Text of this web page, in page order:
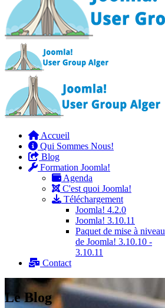
Accueil
Qui Sommes Nous!
Blog
Formation Joomla!
Agenda
C'est quoi Joomla!
Téléchargement
Joomla! 4.2.0
Joomla! 3.10.11
Paquet de mise à niveau
de Joomla! 3.10.10 -
3.10.11
Contact
Le Blog